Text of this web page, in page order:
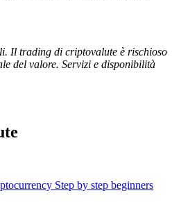
Il trading di criptovalute è rischioso
del valore. Servizi e disponibilità